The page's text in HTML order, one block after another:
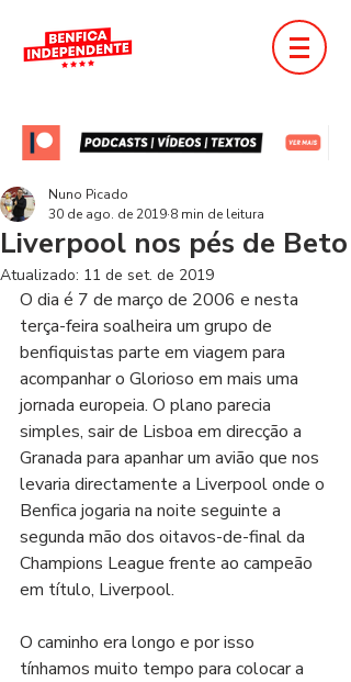
Liverpool nos pés de Beto
Nuno Picado
30 de ago. de 2019 8 min de leitura
Atualizado: 11 de set. de 2019
O dia é 7 de março de 2006 e nesta
terça-feira soalheira um grupo de
benfiquistas parte em viagem para
acompanhar o Glorioso em mais uma
jornada europeia. O plano parecia
simples, sair de Lisboa em direcção a
Granada para apanhar um avião que nos
levaria directamente a Liverpool onde o
Benfica jogaria na noite seguinte a
segunda mão dos oitavos-de-final da
Champions League frente ao campeão
em título, Liverpool.
O caminho era longo e por isso
tínhamos muito tempo para colocar a